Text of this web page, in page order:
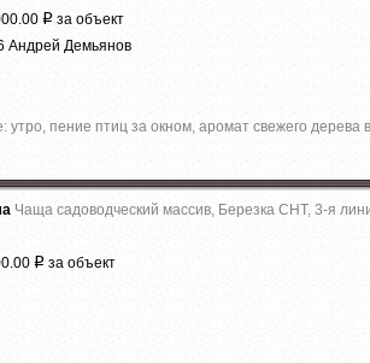
Р за объект
Андрей Демьянов
пение птиц за окном, аромат свежего дерева
Чаща садоводческий массив, Березка СНТ, 3-я
Р за объект